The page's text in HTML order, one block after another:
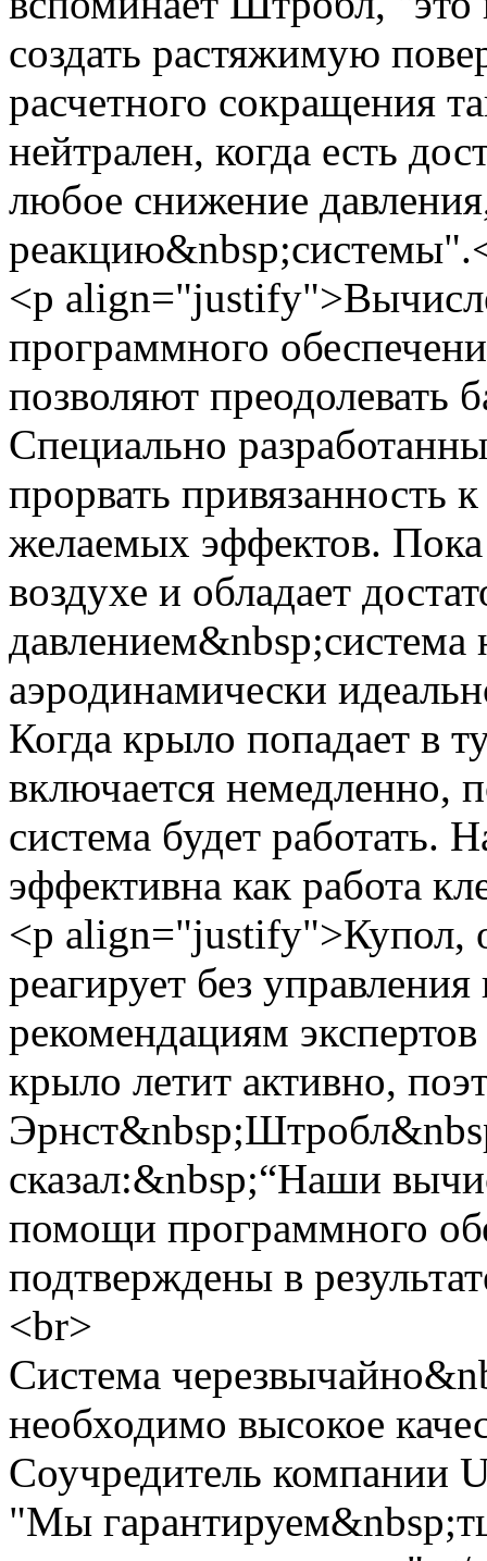
создать растяжимую
расчетного сокращения
нейтрален, когда есть
любое снижение
<p
программного
позволяют преодолевать
Специально
прорвать привязанность
желаемых эффектов.
воздухе и обладает
давлением&nbsp;система
аэродинамически
Когда крыло попадает в
включается немедленно,
система будет работать.
эффективна как работа
<p align="justify">Купол,
реагирует без
рекомендациям
крыло летит активно,
сказал:&nbsp;“Наши
помощи программного
подтверждены в
<br>
Система
необходимо высокое
Соучредитель компании
"Мы